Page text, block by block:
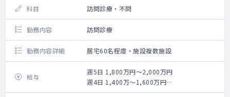
科目 訪問診療・不問
勤務内容 訪問診療
勤務内容詳細 居宅60名程度・施設複数施設
給与
週5⽇ 1,800万円〜2,000万円
週4⽇ 1,400万〜1,600万円
※上記は目安となります